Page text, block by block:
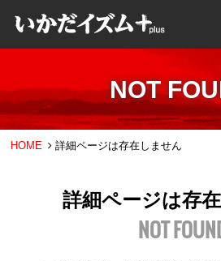
NOT
HOME 詳細ページは存在しません
詳細ページは存
NOT